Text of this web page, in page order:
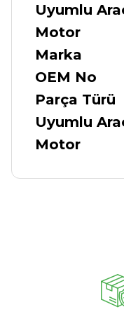
Uyumlu
Motor
Marka
OEM No
Parça Türü
Uyumlu
Motor